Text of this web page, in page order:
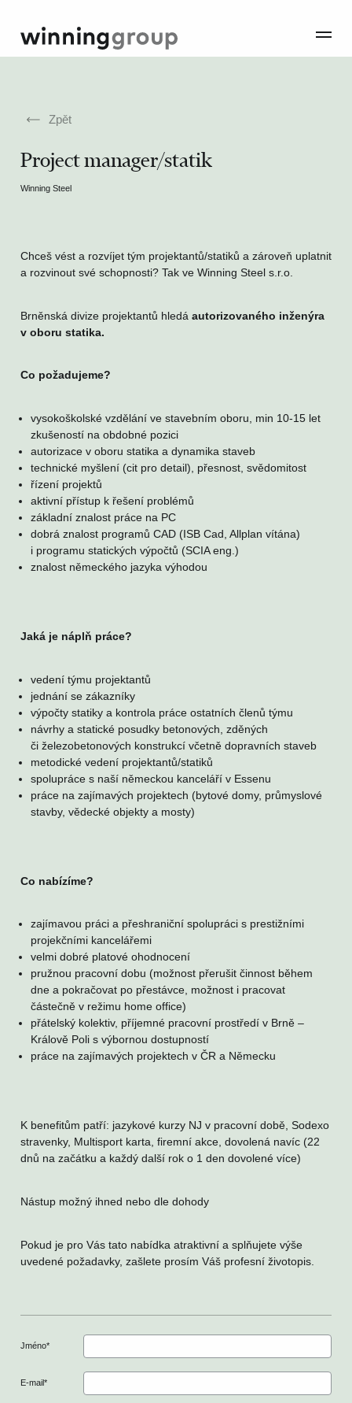
Zpět
Project manager/statik
Winning Steel
Chceš vést a rozvíjet tým projektantů/statiků a zároveň uplatnit
a rozvinout své schopnosti? Tak ve Winning Steel s.r.o.
Brněnská divize projektantů hledá autorizovaného inženýra
v oboru statika.
Co požadujeme?
vysokoškolské vzdělání ve stavebním oboru, min 10-15 let
zkušeností na obdobné pozici
autorizace v oboru statika a dynamika staveb
technické myšlení (cit pro detail), přesnost, svědomitost
řízení projektů
aktivní přístup k řešení problémů
základní znalost práce na PC
dobrá znalost programů CAD (ISB Cad, Allplan vítána)
i programu statických výpočtů (SCIA eng.)
znalost německého jazyka výhodou
Jaká je náplň práce?
vedení týmu projektantů
jednání se zákazníky
výpočty statiky a kontrola práce ostatních členů týmu
návrhy a statické posudky betonových, zděných
či železobetonových konstrukcí včetně dopravních staveb
metodické vedení projektantů/statiků
spolupráce s naší německou kanceláří v Essenu
práce na zajímavých projektech (bytové domy, průmyslové
stavby, vědecké objekty a mosty)
Co nabízíme?
zajímavou práci a přeshraniční spolupráci s prestižními
projekčními kancelářemi
velmi dobré platové ohodnocení
pružnou pracovní dobu (možnost přerušit činnost během
dne a pokračovat po přestávce, možnost i pracovat
částečně v režimu home office)
přátelský kolektiv, příjemné pracovní prostředí v Brně –
Králově Poli s výbornou dostupností
práce na zajímavých projektech v ČR a Německu
K benefitům patří: jazykové kurzy NJ v pracovní době, Sodexo
stravenky, Multisport karta, firemní akce, dovolená navíc (22
dnů na začátku a každý další rok o 1 den dovolené více)
Nástup možný ihned nebo dle dohody
Pokud je pro Vás tato nabídka atraktivní a splňujete výše
uvedené požadavky, zašlete prosím Váš profesní životopis.
Jméno*
E-mail*